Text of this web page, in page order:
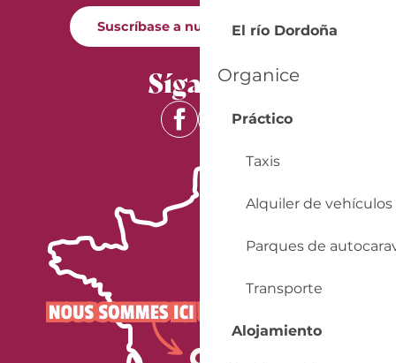
El río Dordoña
Organice
Práctico
Taxis
Alquiler de vehículos
Parques de
Transporte
Alojamiento
Suscríbase a nuestro boletín
Síganos